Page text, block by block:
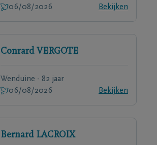
06/08/2026
Bekijken
Conrard VERGOTE
Wenduine - 82 jaar
06/08/2026
Bekijken
Bernard LACROIX